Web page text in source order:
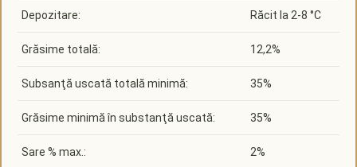
Depozitare: Răcit la 2-8 °C
Grăsime totală: 12,2%
Subsanţă uscată totală minimă: 35%
Grăsime minimă în substanţă uscată: 35%
Sare % max.: 2%